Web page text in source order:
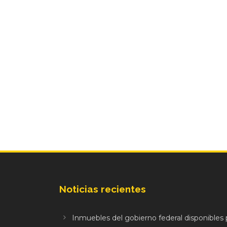
Noticias recientes
Inmuebles del gobierno federal disponibles